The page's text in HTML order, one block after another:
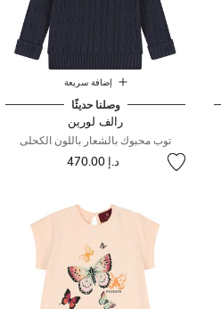
إضافة سريعة
وصلنا حديثًا
رالف لورين
توب محبوك بالشعار باللون الكحلى
د.إ 470.00